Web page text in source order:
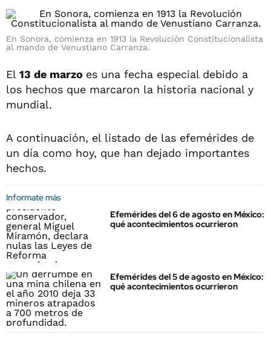
En Sonora, comienza en 1913 la Revolución Constitucionalista
al mando de Venustiano Carranza.
El 13 de marzo es una fecha especial debido a
los hechos que marcaron la historia nacional y
mundial.
A continuación, el listado de las efemérides de
un día como hoy, que han dejado importantes
hechos.
Informate más
Efemérides del 6 de agosto en México:
qué acontecimientos ocurrieron
Efemérides del 5 de agosto en México:
qué acontecimientos ocurrieron